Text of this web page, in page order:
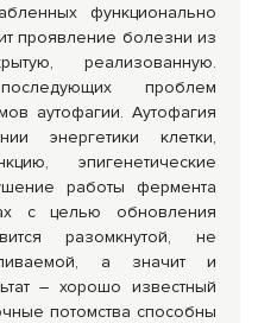
функционально
проявление болезни из
реализованную.
проблем
аутофагии. Аутофагия
энергетики клетки,
эпигенетические
работы фермента
с целью обновления
разомкнутой, не
а значит и
– хорошо известный
потомства способны